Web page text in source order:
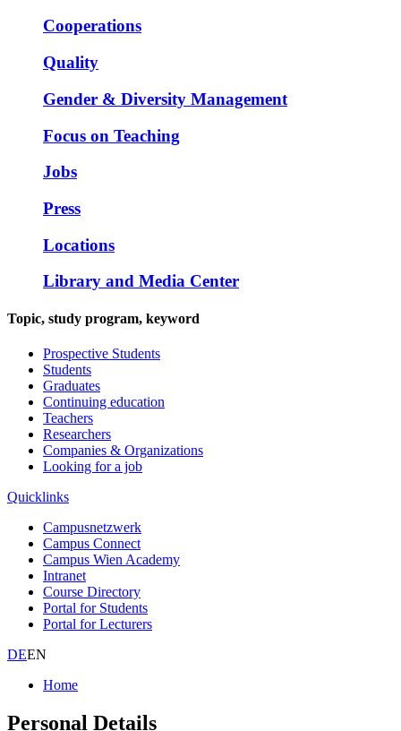
Cooperations
Quality
Gender & Diversity Management
Focus on Teaching
Jobs
Press
Locations
Library and Media Center
Topic, study program, keyword
Prospective Students
Students
Graduates
Continuing education
Teachers
Researchers
Companies & Organizations
Looking for a job
Quicklinks
Campusnetzwerk
Campus Connect
Campus Wien Academy
Intranet
Course Directory
Portal for Students
Portal for Lecturers
DEEN
Home
Personal Details